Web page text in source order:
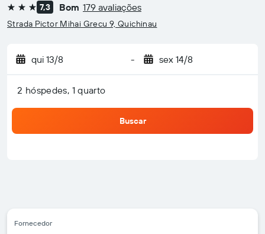
3 estrelas7,3 Bom 179 avaliações
Strada Pictor Mihai Grecu 9, Quichinau
qui 13/8 - sex 14/8
2 hóspedes, 1 quarto
Buscar
Fornecedor